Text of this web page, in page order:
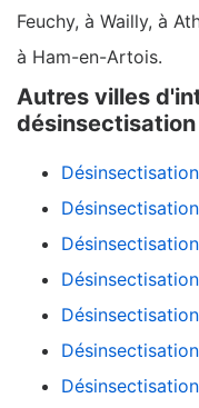
Feuchy, à Wailly, à
à Ham-en-Artois.
Autres villes
désinsectisation